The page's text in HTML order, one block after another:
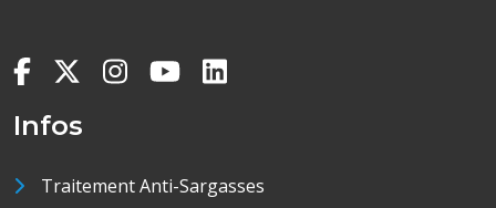
Infos
Traitement Anti-Sargasses